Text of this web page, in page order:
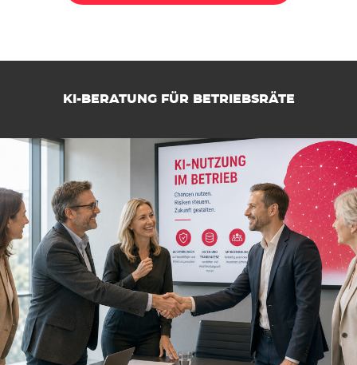
KI-BERATUNG FÜR BETRIEBSRÄTE